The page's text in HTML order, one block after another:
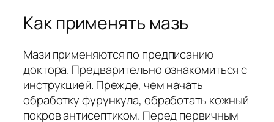
Как применять мазь
Мази применяются по предписанию
доктора. Предварительно ознакомиться с
инструкцией. Прежде, чем начать
обработку фурункула, обработать кожный
покров антисептиком. Перед первичным